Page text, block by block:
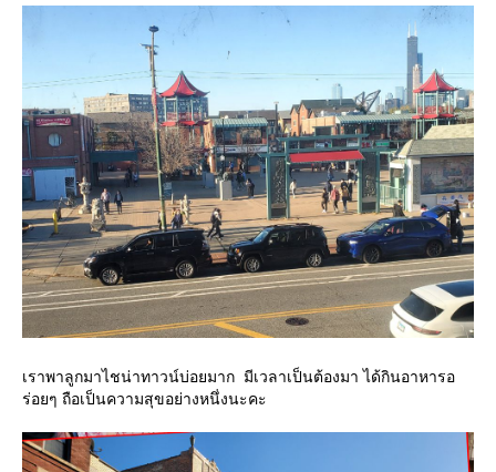
เราพาลูกมาไชน่าทาวน์บ่อยมาก มีเวลาเป็นต้องมา ได้กินอาหารอ
ร่อยๆ ถือเป็นความสุขอย่างหนึ่งนะคะ